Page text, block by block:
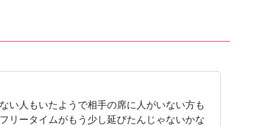
い人もいたようで相手の席に人がいない方も
リータイムがもう少し延びたんじゃないかな